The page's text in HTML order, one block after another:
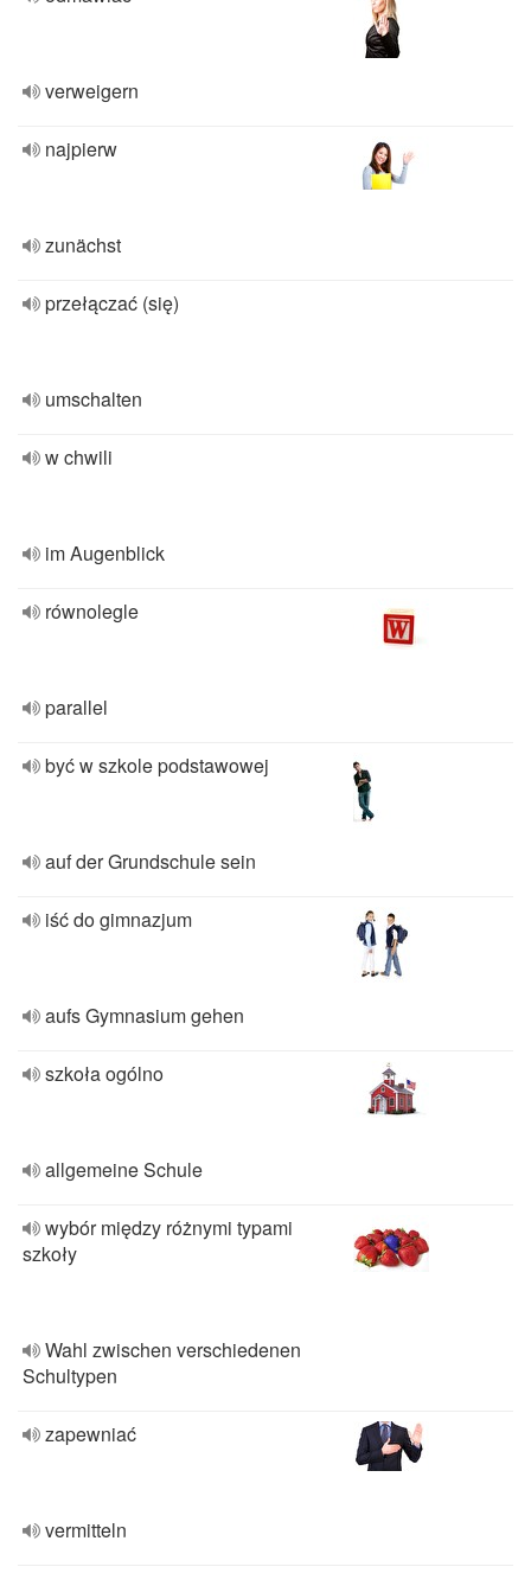
verweigern
najpierw
zunächst
przełączać (się)
umschalten
w chwili
im Augenblick
równolegle
parallel
być w szkole podstawowej
auf der Grundschule sein
iść do gimnazjum
aufs Gymnasium gehen
szkoła ogólno
allgemeine Schule
wybór między różnymi typami
szkoły
Wahl zwischen verschiedenen
Schultypen
zapewniać
vermitteln